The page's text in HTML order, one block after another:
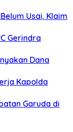
Usai, Klaim
Gerindra
Dana
Kapolda
Garuda di